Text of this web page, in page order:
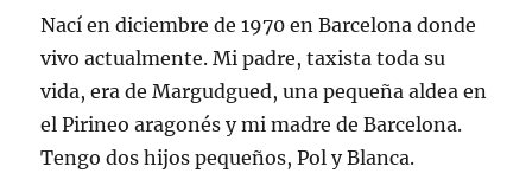
Nací en diciembre de 1970 en Barcelona donde
vivo actualmente. Mi padre, taxista toda su
vida, era de Margudgued, una pequeña aldea en
el Pirineo aragonés y mi madre de Barcelona.
Tengo dos hijos pequeños, Pol y Blanca.